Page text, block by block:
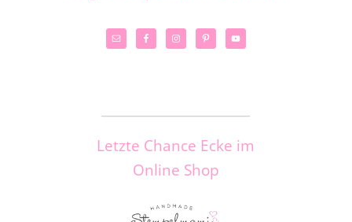
Letzte Chance Ecke im
Online Shop